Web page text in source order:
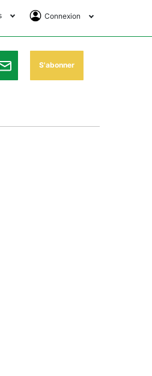
Connexion
Se Connecter
AbonnementS'abonner